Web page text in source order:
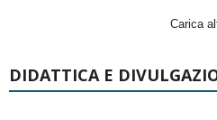
Carica
DIDATTICA E